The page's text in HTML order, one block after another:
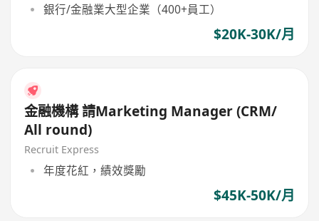
銀行/金融業大型企業（400+員工）
$20K-30K/月
金融機構 請Marketing Manager (CRM/
All round)
Recruit Express
年度花紅，績效獎勵
$45K-50K/月